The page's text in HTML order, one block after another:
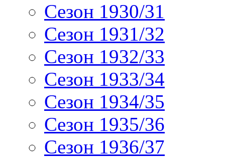
Сезон 1930/31
Сезон 1931/32
Сезон 1932/33
Сезон 1933/34
Сезон 1934/35
Сезон 1935/36
Сезон 1936/37